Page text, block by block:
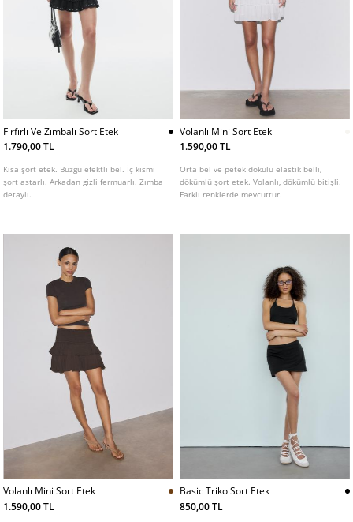
Fırfırlı Ve Zımbalı Sort Etek
1.790,00 TL
Kısa şort etek. Büzgü efektli bel. İç kısmı
şort astarlı. Arkadan gizli fermuarlı. Zımba
detaylı.
Volanlı Mini Sort Etek
1.590,00 TL
Orta bel ve petek dokulu elastik belli,
dökümlü şort etek. Volanlı, dökümlü bitişli.
Farklı renklerde mevcuttur.
Volanlı Mini Sort Etek
1.590,00 TL
Basic Triko Sort Etek
850,00 TL